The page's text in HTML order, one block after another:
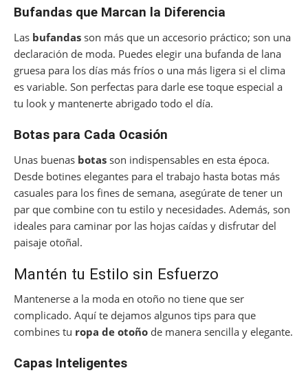
Bufandas que Marcan la Diferencia
Las bufandas son más que un accesorio práctico; son una
declaración de moda. Puedes elegir una bufanda de lana
gruesa para los días más fríos o una más ligera si el clima
es variable. Son perfectas para darle ese toque especial a
tu look y mantenerte abrigado todo el día.
Botas para Cada Ocasión
Unas buenas botas son indispensables en esta época.
Desde botines elegantes para el trabajo hasta botas más
casuales para los fines de semana, asegúrate de tener un
par que combine con tu estilo y necesidades. Además, son
ideales para caminar por las hojas caídas y disfrutar del
paisaje otoñal.
Mantén tu Estilo sin Esfuerzo
Mantenerse a la moda en otoño no tiene que ser
complicado. Aquí te dejamos algunos tips para que
combines tu ropa de otoño de manera sencilla y elegante.
Capas Inteligentes